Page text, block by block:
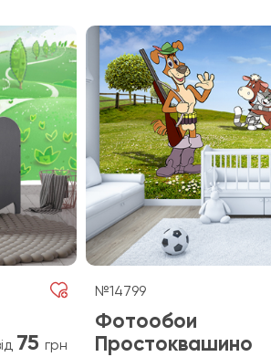
75 грн
№14799
Фотообои
Простоквашино